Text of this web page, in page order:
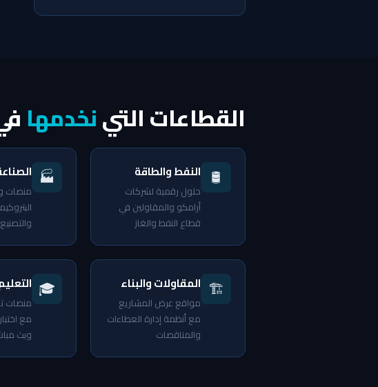
القطاعات التينخدمها
🛢️ النفط والطاقة
حلول رقمية لشركات
أرامكو والمقاولين في
قطاع النفط والغاز
🏭
منصات
والتصنيع
🏗️ المقاولات والبناء
مواقع عرض المشاريع
مع أنظمة إدارة العطاءات
والمناقصات
🎓
منصات
مع
وبث